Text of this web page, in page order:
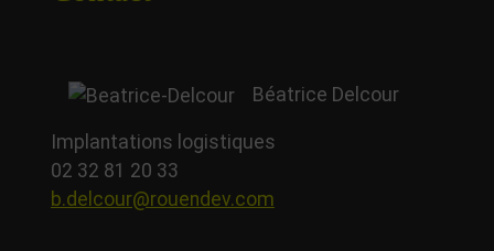
Béatrice Delcour
Implantations logistiques
02 32 81 20 33
b.delcour@rouendev.com